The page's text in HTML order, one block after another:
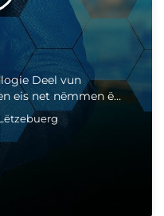
Deel vun
eis net nëmmen ëm
entspriechend
Partner vun
" an domat
etc.) a Partner vun
Server, Stockage,
Auswiel aus der